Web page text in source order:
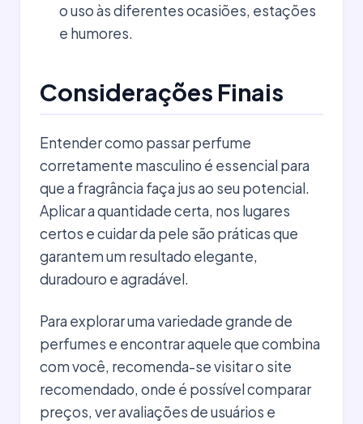
o uso às diferentes ocasiões, estações
e humores.
Considerações Finais
Entender como passar perfume
corretamente masculino é essencial para
que a fragrância faça jus ao seu potencial.
Aplicar a quantidade certa, nos lugares
certos e cuidar da pele são práticas que
garantem um resultado elegante,
duradouro e agradável.
Para explorar uma variedade grande de
perfumes e encontrar aquele que combina
com você, recomenda-se visitar o site
recomendado, onde é possível comparar
preços, ver avaliações de usuários e